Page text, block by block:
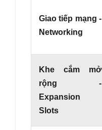
Giao tiếp mạng -
Networking
Khe cắm mở
rộng -
Expansion
Slots